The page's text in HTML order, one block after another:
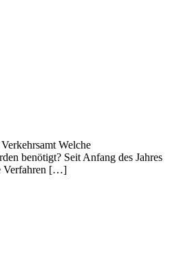
Welche
benötigt? Seit Anfang des Jahres
Verfahren […]